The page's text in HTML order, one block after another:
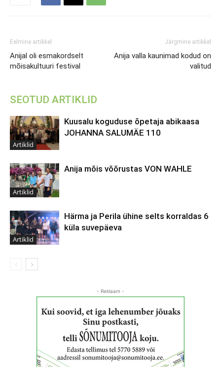
Eelmine artikkel
Anijal oli esmakordselt
mõisakultuuri festival
Järgmine artikkel
Anija valla kaunimad kodud on
valitud
SEOTUD ARTIKLID
Artiklid
Kuusalu koguduse õpetaja abikaasa
JOHANNA SALUMÄE 110
Artiklid
Anija mõis võõrustas VON WAHLE
Artiklid
Härma ja Perila ühine selts korraldas 6
küla suvepäeva
- Reklaam -